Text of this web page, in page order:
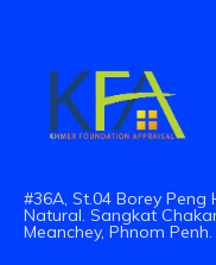
#36A, St.04 Borey
Natural. Sangkat
Meanchey, Phnom Penh.